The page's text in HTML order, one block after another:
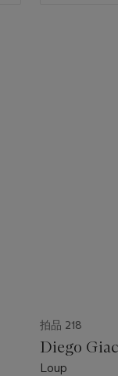
拍品 218
Diego
Loup